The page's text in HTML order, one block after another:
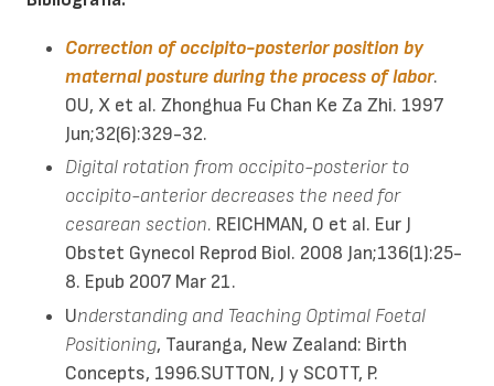
Correction of occipito-posterior position by
maternal posture during the process of labor.
OU, X et al. Zhonghua Fu Chan Ke Za Zhi. 1997
Jun;32(6):329-32.
Digital rotation from occipito-posterior to
occipito-anterior decreases the need for
cesarean section. REICHMAN, O et al. Eur J
Obstet Gynecol Reprod Biol. 2008 Jan;136(1):25-
8. Epub 2007 Mar 21.
Understanding and Teaching Optimal Foetal
Positioning, Tauranga, New Zealand: Birth
Concepts, 1996.SUTTON, J y SCOTT, P.